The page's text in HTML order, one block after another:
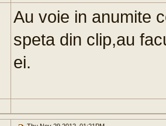
Au voie in anumite
speta din clip,au
ei.